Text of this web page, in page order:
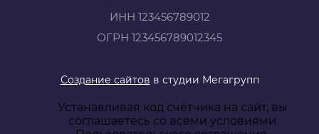
ИНН 123456789012
ОГРН 123456789012345
Создание сайтов в студии Мегагрупп
Устанавливая код счётчика на сайт, вы
соглашаетесь со всеми условиями